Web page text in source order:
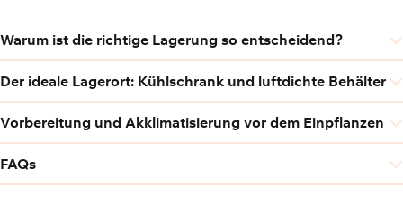
Warum ist die richtige Lagerung so entscheidend?
Der ideale Lagerort: Kühlschrank und luftdichte Behälter
Vorbereitung und Akklimatisierung vor dem Einpflanzen
FAQs